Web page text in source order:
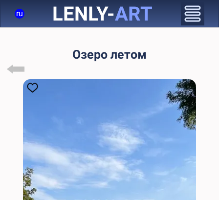
ru LENLY-ART
Озеро летом